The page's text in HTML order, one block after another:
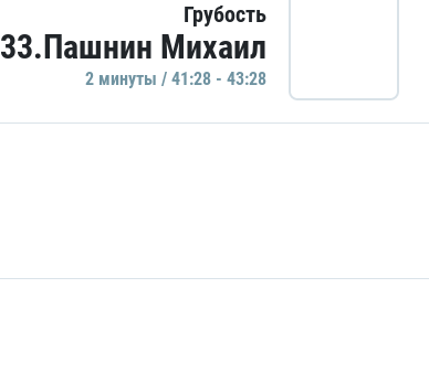
Грубость
33.Пашнин Михаил
2 минуты / 41:28 - 43:28